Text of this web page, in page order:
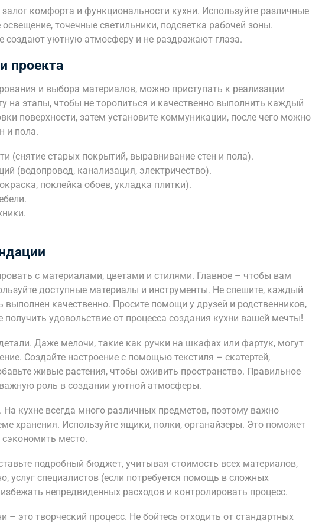
комфорта и функциональности кухни. Используйте различные
освещение, точечные светильники, подсветка рабочей зоны.
создают уютную атмосферу и не раздражают глаза.
проекта
и выбора материалов, можно приступать к реализации
на этапы, чтобы не торопиться и качественно выполнить каждый
поверхности, затем установите коммуникации, после чего можно
и пола.
(снятие старых покрытий, выравнивание стен и пола).
(водопровод, канализация, электричество).
поклейка обоев, укладка плитки).
с материалами, цветами и стилями. Главное – чтобы вам
доступные материалы и инструменты. Не спешите, каждый
качественно. Просите помощи у друзей и родственников,
получить удовольствие от процесса создания кухни вашей мечты!
Даже мелочи, такие как ручки на шкафах или фартук, могут
Создайте настроение с помощью текстиля – скатертей,
живые растения, чтобы оживить пространство. Правильное
роль в создании уютной атмосферы.
На кухне всегда много различных предметов, поэтому важно
хранения. Используйте ящики, полки, органайзеры. Это поможет
место.
подробный бюджет, учитывая стоимость всех материалов,
услуг специалистов (если потребуется помощь в сложных
непредвиденных расходов и контролировать процесс.
– это творческий процесс. Не бойтесь отходить от стандартных